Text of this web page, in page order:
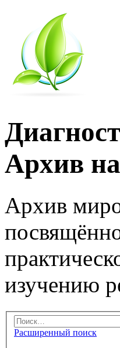
Архив
Архив
изучению
Расширенный поиск